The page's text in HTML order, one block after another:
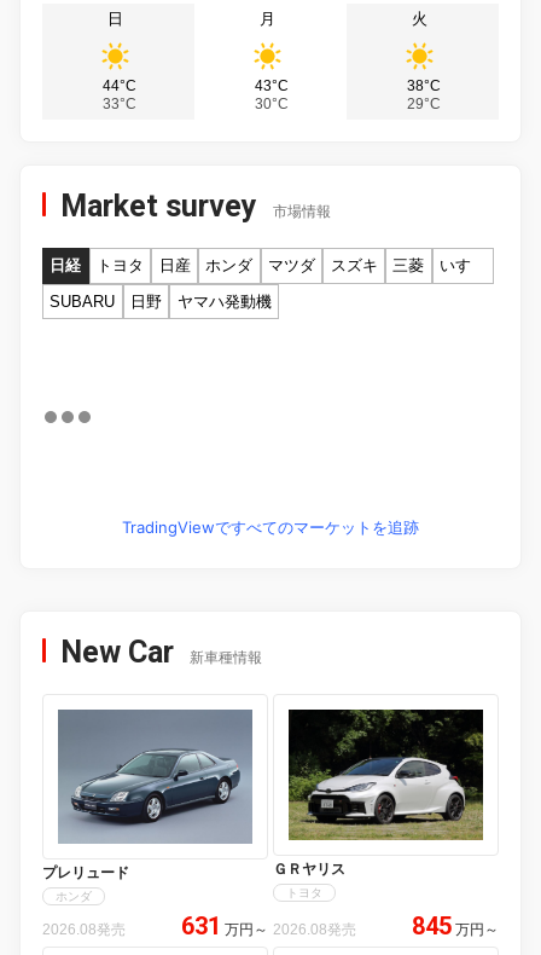
日
44°C
33°C
月
43°C
30°C
火
38°C
29°C
Market survey 市場情報
日経 トヨタ 日産 ホンダ マツダ スズキ 三菱
いすゞ
SUBARU
日野 ヤマハ発動機
TradingViewですべてのマーケットを追跡
New Car 新車種情報
プレリュード
ホンダ
2026.08発売 631 万円 ～
ＧＲヤリス
トヨタ
2026.08発売 845 万円 ～